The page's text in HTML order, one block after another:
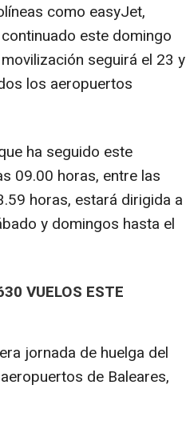
como easyJet,
este domingo
seguirá el 23 y
los aeropuertos
ha seguido este
09.00 horas, entre las
horas, estará dirigida a
y domingos hasta el
VUELOS ESTE
jornada de huelga del
de Baleares,